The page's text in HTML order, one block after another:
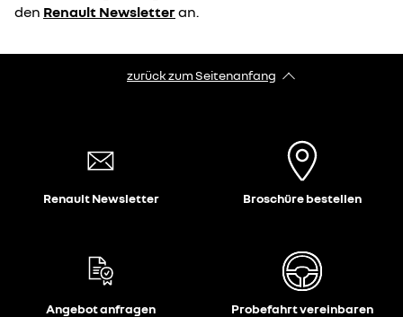
den Renault Newsletteran.
zurück zum Seitenanfang
Renault Newsletter Broschüre bestellen
Angebot anfragen Probefahrt vereinbaren